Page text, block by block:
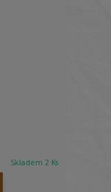
Skladem 2 Ks